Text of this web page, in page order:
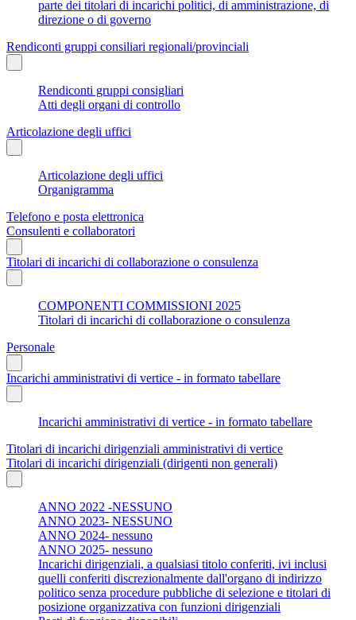
parte dei titolari di incarichi politici, di amministrazione, di
direzione o di governo
Rendiconti gruppi consiliari regionali/provinciali
Rendiconti gruppi consigliari
Atti degli organi di controllo
Articolazione degli uffici
Articolazione degli uffici
Organigramma
Telefono e posta elettronica
Consulenti e collaboratori
Titolari di incarichi di collaborazione o consulenza
COMPONENTI COMMISSIONI 2025
Titolari di incarichi di collaborazione o consulenza
Personale
Incarichi amministrativi di vertice - in formato tabellare
Incarichi amministrativi di vertice - in formato tabellare
Titolari di incarichi dirigenziali amministrativi di vertice
Titolari di incarichi dirigenziali (dirigenti non generali)
ANNO 2022 -NESSUNO
ANNO 2023- NESSUNO
ANNO 2024- nessuno
ANNO 2025- nessuno
Incarichi dirigenziali, a qualsiasi titolo conferiti, ivi inclusi
quelli conferiti discrezionalmente dall'organo di indirizzo
politico senza procedure pubbliche di selezione e titolari di
posizione organizzativa con funzioni dirigenziali